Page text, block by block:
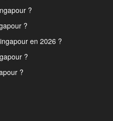
?
?
en 2026 ?
?
?